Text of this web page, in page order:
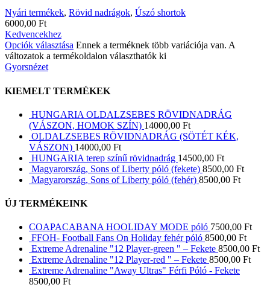
Nyári termékek, Rövid nadrágok, Úszó shortok
6000,00 Ft
Kedvencekhez
Opciók választása Ennek a terméknek több variációja van. A
változatok a termékoldalon választhatók ki
Gyorsnézet
KIEMELT TERMÉKEK
HUNGARIA OLDALZSEBES RÖVIDNADRÁG
(VÁSZON, HOMOK SZÍN) 14000,00 Ft
OLDALZSEBES RÖVIDNADRÁG (SÖTÉT KÉK,
VÁSZON) 14000,00 Ft
HUNGARIA terep színű rövidnadrág 14500,00 Ft
Magyarország, Sons of Liberty póló (fekete) 8500,00 Ft
Magyarország, Sons of Liberty póló (fehér) 8500,00 Ft
ÚJ TERMÉKEINK
COAPACABANA HOOLIDAY MODE póló 7500,00 Ft
FFOH- Football Fans On Holiday fehér póló 8500,00 Ft
Extreme Adrenaline "12 Player-green " – Fekete 8500,00 Ft
Extreme Adrenaline "12 Player-red " – Fekete 8500,00 Ft
Extreme Adrenaline "Away Ultras" Férfi Póló - Fekete
8500,00 Ft